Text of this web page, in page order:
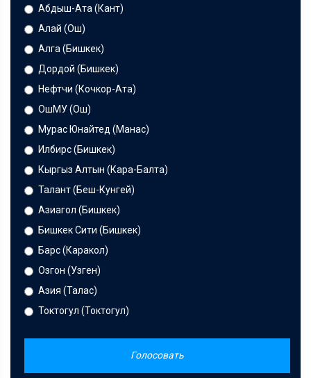
Абдыш-Ата (Кант)
Алай (Ош)
Алга (Бишкек)
Дордой (Бишкек)
Нефтчи (Кочкор-Ата)
ОшМУ (Ош)
Мурас Юнайтед (Манас)
Илбирс (Бишкек)
Кыргыз Алтын (Кара-Балта)
Талант (Беш-Кунгей)
Азиагол (Бишкек)
Бишкек Сити (Бишкек)
Барс (Каракол)
Озгон (Узген)
Азия (Талас)
Токтогул (Токтогул)
Голосовать